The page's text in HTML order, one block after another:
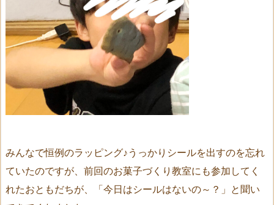
みんなで恒例のラッピング♪うっかりシールを出すのを忘れ
ていたのですが、前回のお菓子づくり教室にも参加してく
れたおともだちが、「今日はシールはないの～？」と聞い